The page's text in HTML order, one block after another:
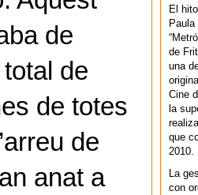
de
de
de totes
de
anat a
El
de
una
Cine
la
que
2010.
La
con